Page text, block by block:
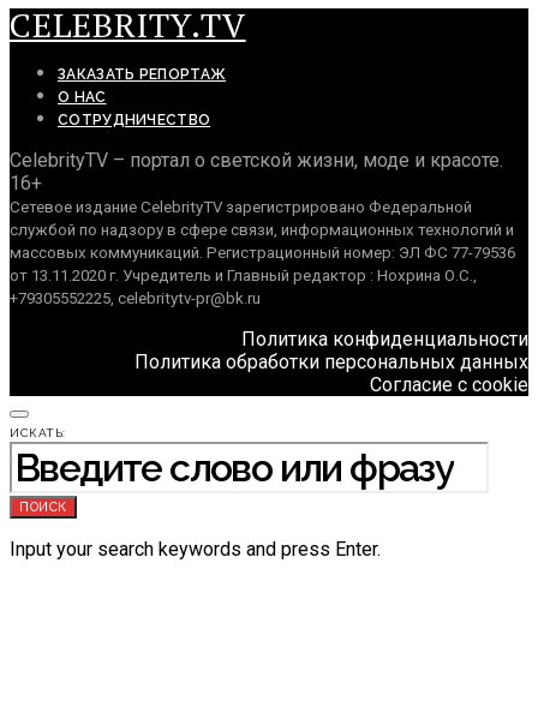
CELEBRITY.TV
ЗАКАЗАТЬ РЕПОРТАЖ
О НАС
СОТРУДНИЧЕСТВО
CelebrityTV – портал о светской жизни, моде и красоте.
16+
Сетевое издание CelebrityTV зарегистрировано Федеральной
службой по надзору в сфере связи, информационных технологий и
массовых коммуникаций. Регистрационный номер: ЭЛ ФС 77-79536
от 13.11.2020 г. Учредитель и Главный редактор : Нохрина О.С.,
+79305552225, celebritytv-pr@bk.ru
Политика конфиденциальности
Политика обработки персональных данных
Согласие с cookie
ИСКАТЬ:
ПОИСК
Input your search keywords and press Enter.